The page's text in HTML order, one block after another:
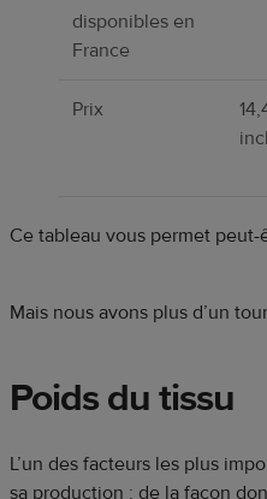
disponibles en
France
Prix
Ce tableau vous permet
Mais nous avons plus d’un
Poids du tissu
L’un des facteurs les plus
sa production : de la façon